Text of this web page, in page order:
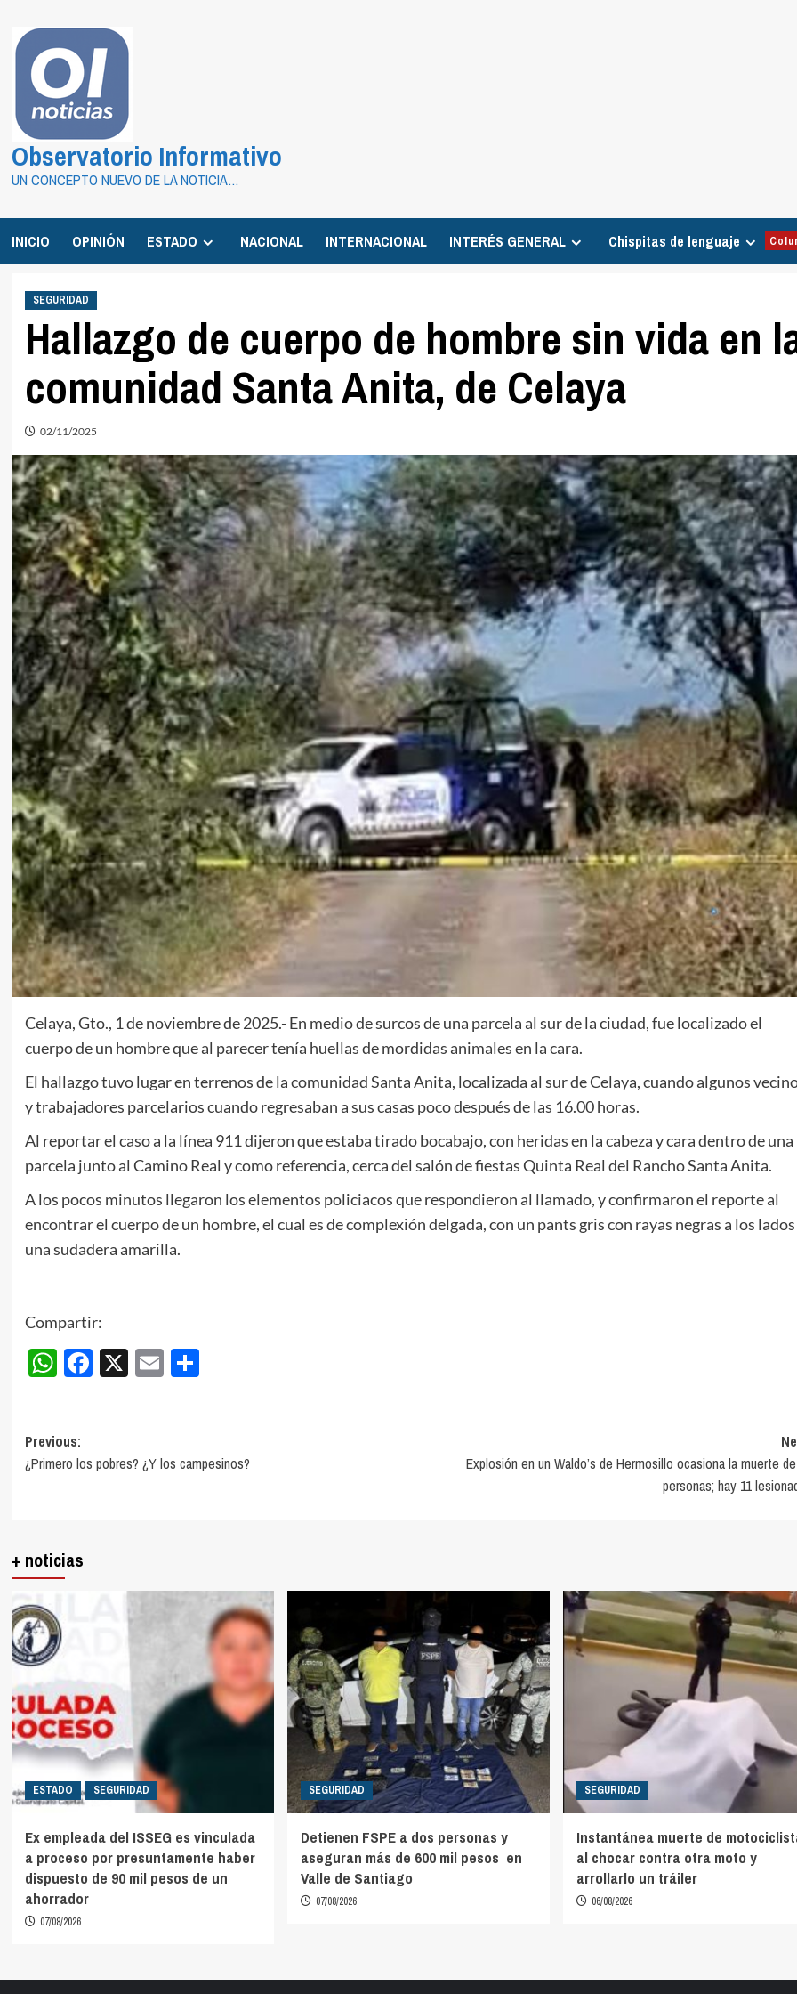
contenido
Observatorio Informativo
UN CONCEPTO NUEVO DE LA NOTICIA…
INICIO OPINIÓN ESTADO NACIONAL INTERNACIONAL INTERÉS GENERAL Chispitas de lenguaje
SEGURIDAD
Hallazgo de cuerpo de hombre sin vida en
comunidad Santa Anita, de Celaya
02/11/2025
Celaya, Gto., 1 de noviembre de 2025.- En medio de surcos de una parcela al sur de la ciudad, fue localizado el
cuerpo de un hombre que al parecer tenía huellas de mordidas animales en la cara.
El hallazgo tuvo lugar en terrenos de la comunidad Santa Anita, localizada al sur de Celaya, cuando algunos
y trabajadores parcelarios cuando regresaban a sus casas poco después de las 16.00 horas.
Al reportar el caso a la línea 911 dijeron que estaba tirado bocabajo, con heridas en la cabeza y cara dentro de una
parcela junto al Camino Real y como referencia, cerca del salón de fiestas Quinta Real del Rancho Santa Anita.
A los pocos minutos llegaron los elementos policiacos que respondieron al llamado, y confirmaron el reporte al
encontrar el cuerpo de un hombre, el cual es de complexión delgada, con un pants gris con rayas negras a los
una sudadera amarilla.
Compartir:
WhatsApp
Facebook
X EmailCompartir
Post
navigation
Previous:
¿Primero los pobres? ¿Y los campesinos?
Explosión en un Waldo’s de Hermosillo ocasiona la muerte
personas; hay 11
+ noticias
ESTADO SEGURIDAD
Ex empleada del ISSEG es vinculada
a proceso por presuntamente haber
dispuesto de 90 mil pesos de un
ahorrador
07/08/2026
SEGURIDAD
Detienen FSPE a dos personas y
aseguran más de 600 mil pesos en
Valle de Santiago
07/08/2026
SEGURIDAD
Instantánea muerte de
al chocar contra otra moto y
arrollarlo un tráiler
06/08/2026